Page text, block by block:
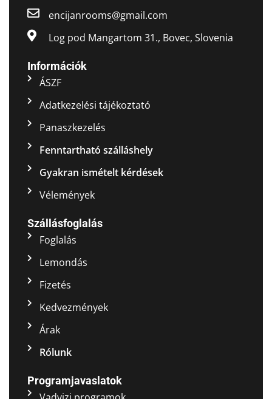
encijanrooms@gmail.com
Log pod Mangartom 31., Bovec, Slovenia
Információk
ÁSZF
Adatkezelési tájékoztató
Panaszkezelés
Fenntartható szálláshely
Gyakran ismételt kérdések
Vélemények
Szállásfoglalás
Foglalás
Lemondás
Fizetés
Kedvezmények
Árak
Rólunk
Programjavaslatok